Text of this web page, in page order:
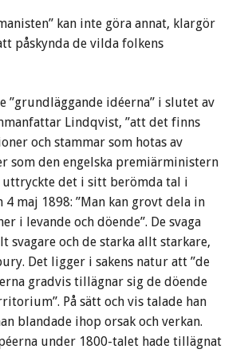
kan inte göra annat, klargör
påskynda de vilda folkens
”grundläggande idéerna” i slutet av
Lindqvist, ”att det finns
och stammar som hotas av
som den engelska premiärministern
uttryckte det i sitt berömda tal i
maj 1898: ”Man kan grovt dela in
i levande och döende”. De svaga
svagare och de starka allt starkare,
Det ligger i sakens natur att ”de
gradvis tillägnar sig de döende
På sätt och vis talade han
blandade ihop orsak och verkan.
under 1800-talet hade tillägnat